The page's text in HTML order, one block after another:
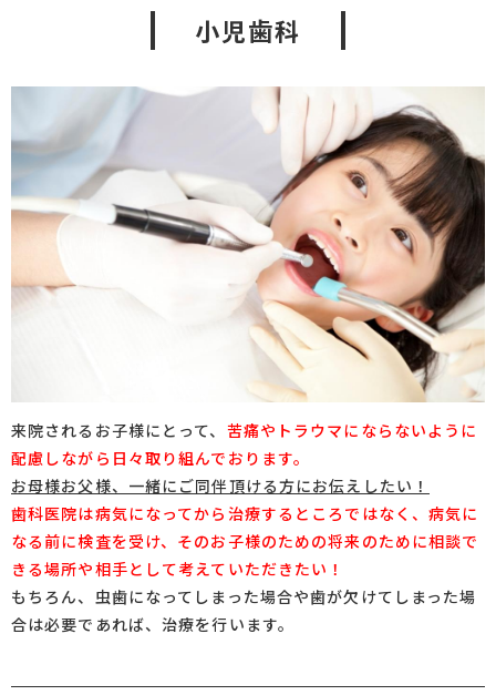
小児歯科
来院されるお子様にとって、 苦痛やトラウマにならないように
配慮しながら日々取り組んでおります。
お母様お父様、一緒にご同伴頂ける方にお伝えしたい！
歯科医院は病気になってから治療するところではなく、病気に
なる前に検査を受け、そのお子様のための将来のために相談で
きる場所や相手として考えていただきたい！
もちろん、虫歯になってしまった場合や歯が欠けてしまった場
合は必要であれば、治療を行います。